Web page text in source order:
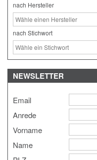
nach Hersteller
nach Stichwort
NEWSLETTER
Email
Anrede
Vorname
Name